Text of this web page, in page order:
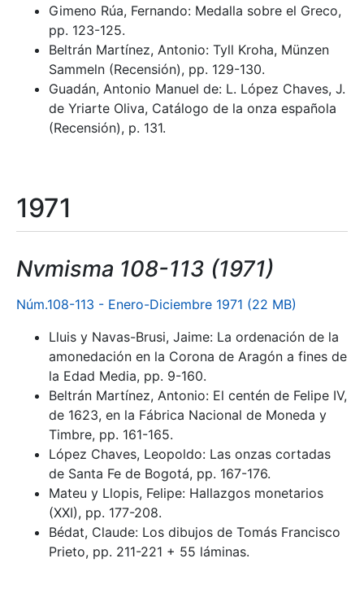
Gimeno Rúa, Fernando: Medalla sobre el Greco,
pp. 123-125.
Beltrán Martínez, Antonio: Tyll Kroha, Münzen
Sammeln (Recensión), pp. 129-130.
Guadán, Antonio Manuel de: L. López Chaves, J.
de Yriarte Oliva, Catálogo de la onza española
(Recensión), p. 131.
1971
Nvmisma 108-113 (1971)
Núm.108-113 - Enero-Diciembre 1971 (22 MB)
Lluis y Navas-Brusi, Jaime: La ordenación de la
amonedación en la Corona de Aragón a fines de
la Edad Media, pp. 9-160.
Beltrán Martínez, Antonio: El centén de Felipe IV,
de 1623, en la Fábrica Nacional de Moneda y
Timbre, pp. 161-165.
López Chaves, Leopoldo: Las onzas cortadas
de Santa Fe de Bogotá, pp. 167-176.
Mateu y Llopis, Felipe: Hallazgos monetarios
(XXI), pp. 177-208.
Bédat, Claude: Los dibujos de Tomás Francisco
Prieto, pp. 211-221 + 55 láminas.